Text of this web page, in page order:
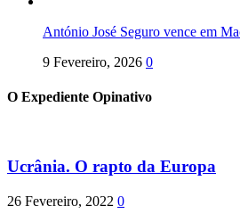
António José Seguro vence em
9 Fevereiro, 2026 0
O Expediente Opinativo
Ucrânia. O rapto da Europa
26 Fevereiro, 2022 0